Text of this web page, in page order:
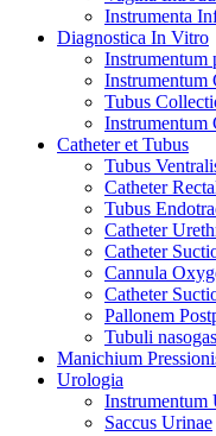
Instrumenta
Diagnostica In Vitro
Instrumentum
Instrumentum
Tubus
Instrumentum
Catheter et Tubus
Tubus
Catheter
Tubus
Catheter
Catheter
Cannula
Catheter
Pallonem
Tubuli
Manichium
Urologia
Instrumentum
Saccus Urinae